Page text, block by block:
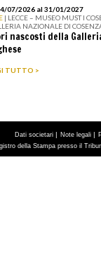
07/2026 al 31/01/2027
| LECCE – MUSEO MUST I
NAZIONALE DI
nascosti della
TUTTO >
Dati societari | Note legali |
della Stampa presso il